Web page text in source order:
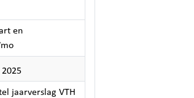
en
2025
jaarverslag VTH